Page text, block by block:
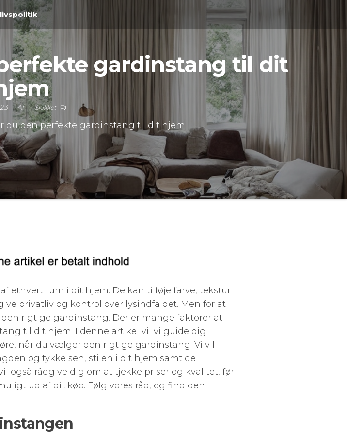
gardinstang til dit
Af Slukket
du den perfekte gardinstang til dit hjem
ethvert rum i dit hjem. De kan tilføje farve, tekstur
privatliv og kontrol over lysindfaldet. Men for at
rigtige gardinstang. Der er mange faktorer at
til dit hjem. I denne artikel vil vi guide dig
når du vælger den rigtige gardinstang. Vi vil
og tykkelsen, stilen i dit hjem samt de
også rådgive dig om at tjekke priser og kvalitet, før
ud af dit køb. Følg vores råd, og find den